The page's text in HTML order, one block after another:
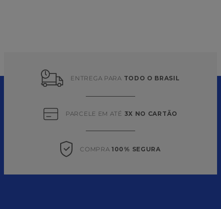
ENTREGA PARA TODO O BRASIL
PARCELE EM ATÉ 3X NO CARTÃO
COMPRA 100% SEGURA